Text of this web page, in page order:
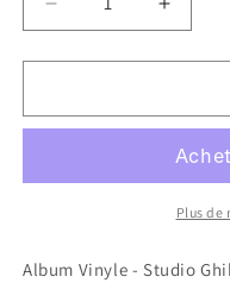
Réduire
la
quantité
Album
Studio
Mononoké
la
Album
Studio
Ghibli
Plus de
Album Vinyle - Studio